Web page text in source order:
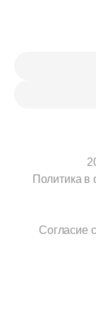
Политика в
Согласие